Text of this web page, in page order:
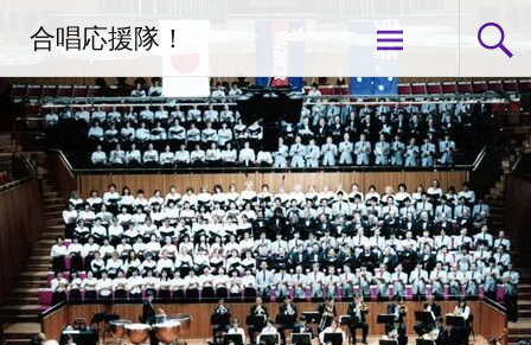
ン
ツ
へ
ス
合唱応援隊！